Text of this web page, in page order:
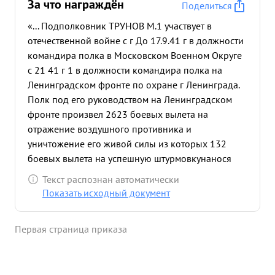
За что награждён
Поделиться
«... Подполковник ТРУНОВ М.1 участвует в
отечественной войне с г До 17.9.41 г в должности
командира полка в Московском Военном Округе
с 21 41 г 1 в должности командира полка на
Ленинградском фронте по охране г Ленинграда.
Полк под его руководством на Ленинградском
фронте произвел 2623 боевых вылета на
отражение воздушного противника и
уничтожение его живой силы из которых 132
боевых вылета на успешную штурмовкунанося
противнику большие потери в живой силе и
технике. 157 боевых вылетов на ра зведку, в
паровозов 29 1813 большое до полка пехоты и
Текст распознан автоматически
Показать исходный документ
Первая страница приказа